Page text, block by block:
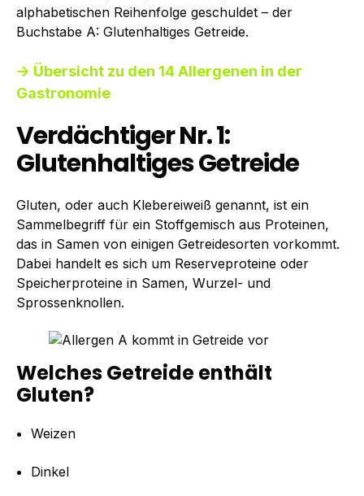
alphabetischen Reihenfolge geschuldet – der
Buchstabe A: Glutenhaltiges Getreide.
→ Übersicht zu den 14 Allergenen in der
Gastronomie
Verdächtiger Nr. 1:
Glutenhaltiges Getreide
Gluten, oder auch Klebereiweiß genannt, ist ein
Sammelbegriff für ein Stoffgemisch aus Proteinen,
das in Samen von einigen Getreidesorten vorkommt.
Dabei handelt es sich um Reserveproteine oder
Speicherproteine in Samen, Wurzel- und
Sprossenknollen.
Welches Getreide enthält
Gluten?
Weizen
Dinkel